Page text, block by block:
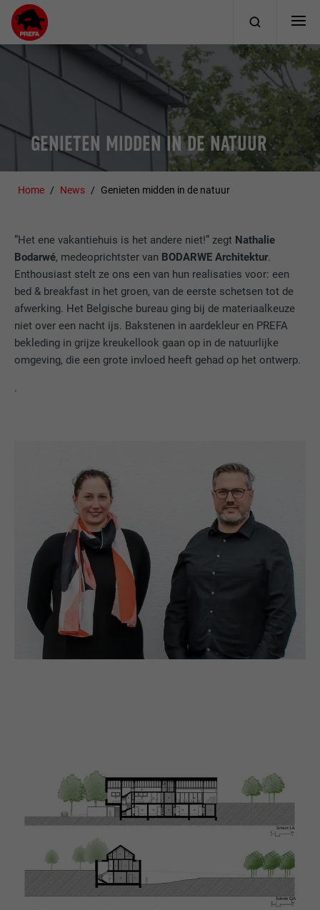
GENIETEN MIDDEN IN DE NATUUR
Home News Genieten midden in de natuur
”Het ene vakantiehuis is het andere niet!” zegt Nathalie
Bodarwé, medeoprichtster van BODARWE Architektur.
Enthousiast stelt ze ons een van hun realisaties voor: een
bed & breakfast in het groen, van de eerste schetsen tot de
afwerking. Het Belgische bureau ging bij de materiaalkeuze
niet over een nacht ijs. Bakstenen in aardekleur en PREFA
bekleding in grijze kreukellook gaan op in de natuurlijke
omgeving, die een grote invloed heeft gehad op het ontwerp.
.